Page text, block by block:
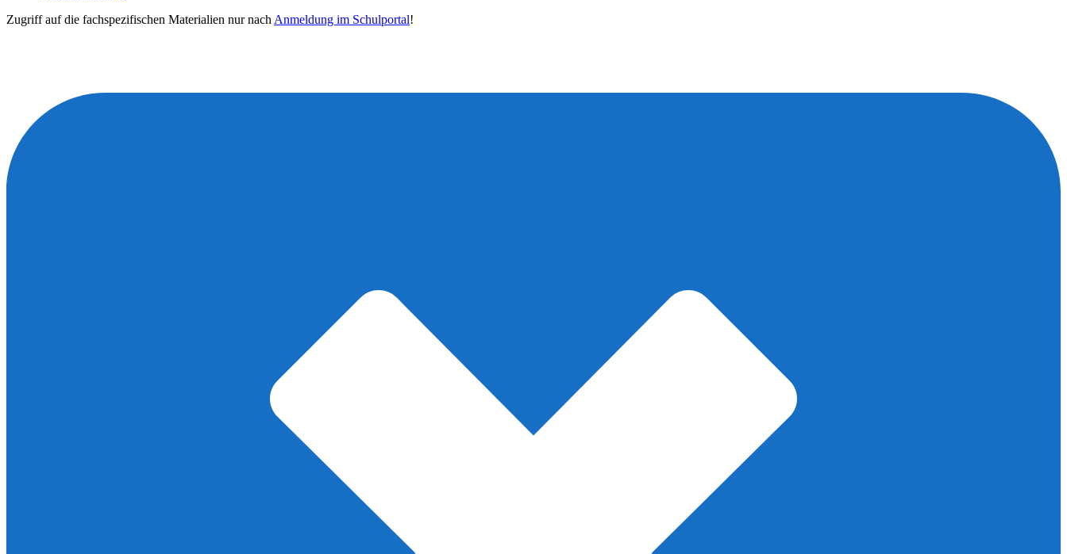
Zugriff auf die fachspezifischen Materialien nur nach Anmeldung im Schulportal!